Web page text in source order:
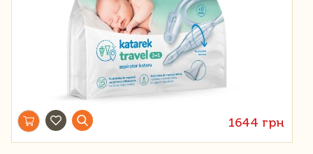
1644 грн